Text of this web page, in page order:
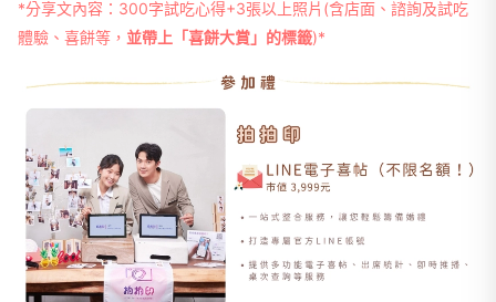
*分享文內容：300字試吃心得+3張以上照片(含店面、諮詢及試吃
體驗、喜餅等， 並帶上「喜餅大賞」的標籤)*